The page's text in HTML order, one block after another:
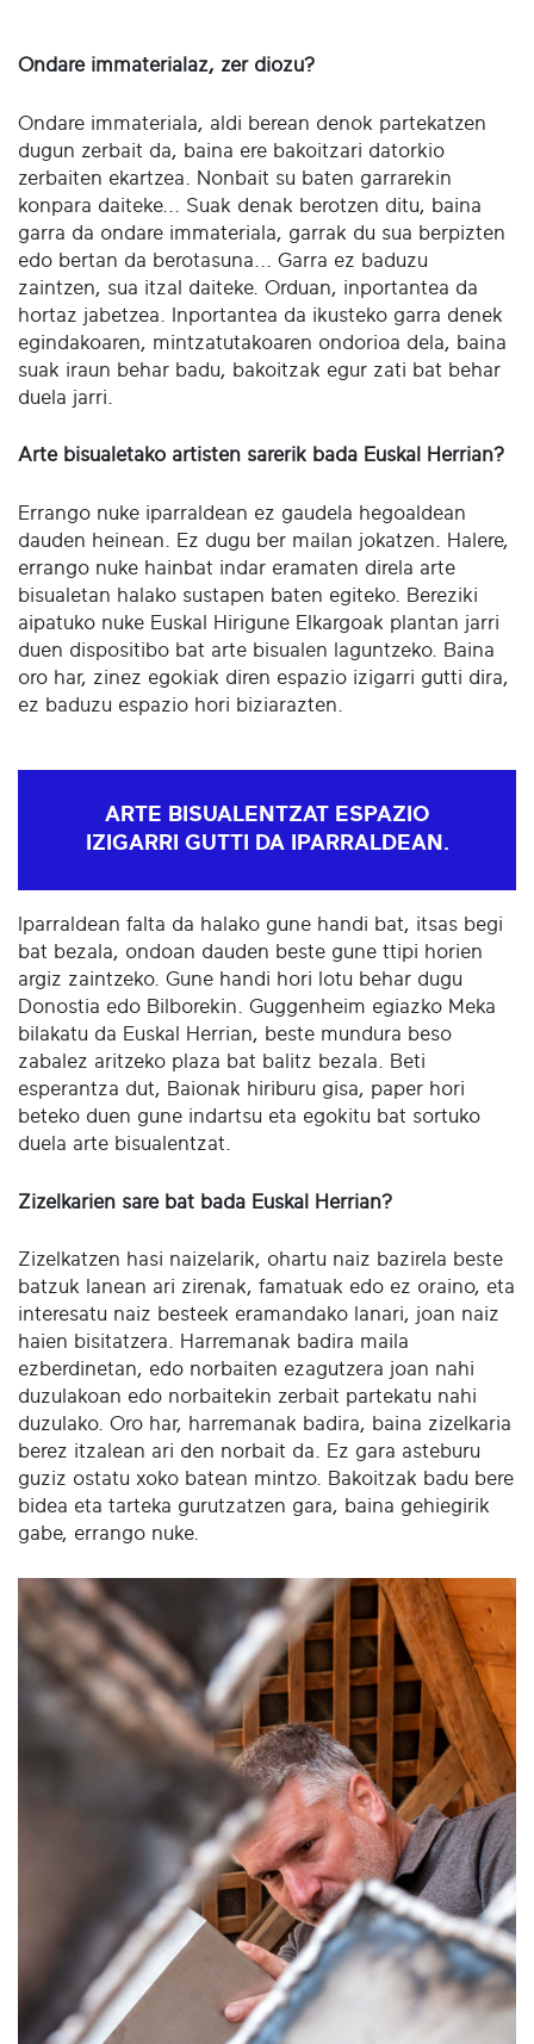
Ondare immaterialaz, zer diozu?
Ondare immateriala, aldi berean denok partekatzen
dugun zerbait da, baina ere bakoitzari datorkio
zerbaiten ekartzea. Nonbait su baten garrarekin
konpara daiteke... Suak denak berotzen ditu, baina
garra da ondare immateriala, garrak du sua berpizten
edo bertan da berotasuna... Garra ez baduzu
zaintzen, sua itzal daiteke. Orduan, inportantea da
hortaz jabetzea. Inportantea da ikusteko garra denek
egindakoaren, mintzatutakoaren ondorioa dela, baina
suak iraun behar badu, bakoitzak egur zati bat behar
duela jarri.
Arte bisualetako artisten sarerik bada Euskal Herrian?
Errango nuke iparraldean ez gaudela hegoaldean
dauden heinean. Ez dugu ber mailan jokatzen. Halere,
errango nuke hainbat indar eramaten direla arte
bisualetan halako sustapen baten egiteko. Bereziki
aipatuko nuke Euskal Hirigune Elkargoak plantan jarri
duen dispositibo bat arte bisualen laguntzeko. Baina
oro har, zinez egokiak diren espazio izigarri gutti dira,
ez baduzu espazio hori biziarazten.
ARTE BISUALENTZAT ESPAZIO
IZIGARRI GUTTI DA IPARRALDEAN.
Iparraldean falta da halako gune handi bat, itsas begi
bat bezala, ondoan dauden beste gune ttipi horien
argiz zaintzeko. Gune handi hori lotu behar dugu
Donostia edo Bilborekin. Guggenheim egiazko Meka
bilakatu da Euskal Herrian, beste mundura beso
zabalez aritzeko plaza bat balitz bezala. Beti
esperantza dut, Baionak hiriburu gisa, paper hori
beteko duen gune indartsu eta egokitu bat sortuko
duela arte bisualentzat.
Zizelkarien sare bat bada Euskal Herrian?
Zizelkatzen hasi naizelarik, ohartu naiz bazirela beste
batzuk lanean ari zirenak, famatuak edo ez oraino, eta
interesatu naiz besteek eramandako lanari, joan naiz
haien bisitatzera. Harremanak badira maila
ezberdinetan, edo norbaiten ezagutzera joan nahi
duzulakoan edo norbaitekin zerbait partekatu nahi
duzulako. Oro har, harremanak badira, baina zizelkaria
berez itzalean ari den norbait da. Ez gara asteburu
guziz ostatu xoko batean mintzo. Bakoitzak badu bere
bidea eta tarteka gurutzatzen gara, baina gehiegirik
gabe, errango nuke.